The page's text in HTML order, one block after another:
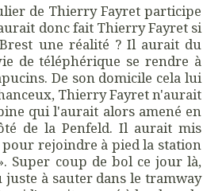
de Thierry Fayret participe
donc fait Thierry Fayret si
une réalité ? Il aurait du
de téléphérique se rendre à
De son domicile cela lui
Thierry Fayret n'aurait
qui l'aurait alors amené en
de la Penfeld. Il aurait mis
rejoindre à pied la station
Super coup de bol ce jour là,
à sauter dans le tramway